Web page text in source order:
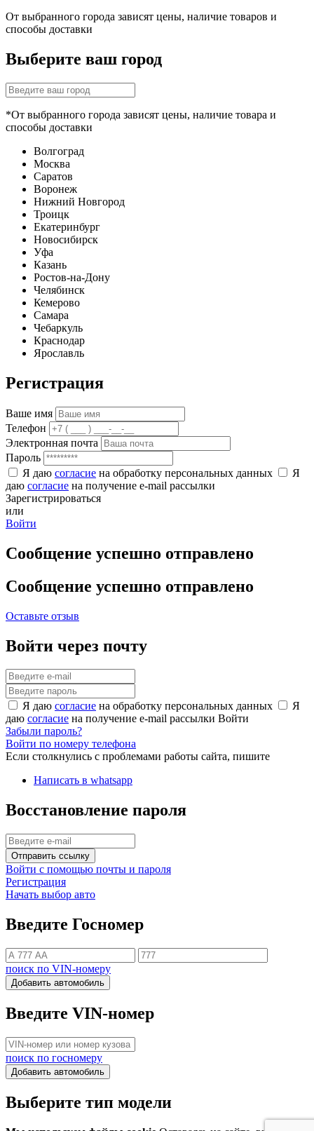
От выбранного города зависят цены, наличие товаров и
способы доставки
Выберите ваш город
*От выбранного города зависят цены, наличие товара и
способы доставки
Волгоград
Москва
Саратов
Воронеж
Нижний Новгород
Троицк
Екатеринбург
Новосибирск
Уфа
Казань
Ростов-на-Дону
Челябинск
Кемерово
Самара
Чебаркуль
Краснодар
Ярославль
Регистрация
Ваше имя
Телефон
Электронная почта
Пароль
Я даю согласие на обработку персональных данных
Я
даю согласие на получение e-mail рассылки
Зарегистрироваться
или
Войти
Сообщение успешно отправлено
Сообщение успешно отправлено
Оставьте отзыв
Войти через почту
Я даю согласие на обработку персональных данных
Я
даю согласие на получение e-mail рассылки Войти
Забыли пароль?
Войти по номеру телефона
Если столкнулись с проблемами работы сайта, пишите
Написать в whatsapp
Восстановление пароля
Отправить ссылку
Войти с помощью почты и пароля
Регистрация
Начать выбор авто
Введите Госномер
поиск по VIN-номеру
Добавить автомобиль
Введите VIN-номер
поиск по госномеру
Добавить автомобиль
Выберите тип модели